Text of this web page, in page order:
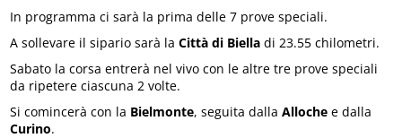
In programma ci sarà la prima delle 7 prove speciali.
A sollevare il sipario sarà laCittà di Biella di 23.55 chilometri.
Sabato la corsa entrerà nel vivo con le altre tre prove speciali
da ripetere ciascuna 2 volte.
Si comincerà con la Bielmonte, seguita dallaAlloche e dalla
Curino.